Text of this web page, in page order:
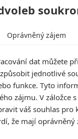
M3GAN:
postaví
Anarvin | 11.10.2022 19:52
Trailer nového
Wana varuje před
Oprávněný zájem
dat můžete
jednotlivé
funkce. Tyto
zájmu. V záložce
váš souhlas
že mají oprávněný